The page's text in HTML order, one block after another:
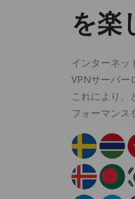
を楽
インターネッ
VPNサーバー
これにより
フォーマンス